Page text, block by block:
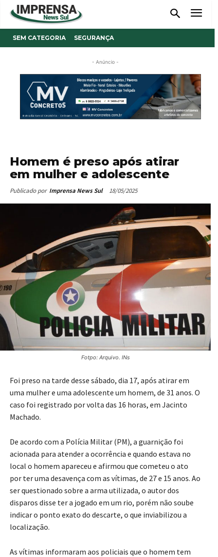
SEM CATEGORIA SEGURANÇA
- Anúncio -
Homem é preso após atirar
em mulher e adolescente
Publicado por Imprensa News Sul 18/05/2025
Fotpo: Arquivo. INs
Foi preso na tarde desse sábado, dia 17, após atirar em
uma mulher e uma adolescente um homem, de 31 anos. O
caso foi registrado por volta das 16 horas, em Jacinto
Machado.
De acordo com a Polícia Militar (PM), a guarnição foi
acionada para atender a ocorrência e quando estava no
local o homem apareceu e afirmou que cometeu o ato
por ter uma desavença com as vítimas, de 27 e 15 anos. Ao
ser questionado sobre a arma utilizada, o autor dos
disparos disse ter a jogado em um rio, porém não soube
indicar o ponto exato do descarte, o que inviabilizou a
localização.
As vítimas informaram aos policiais que o homem tem